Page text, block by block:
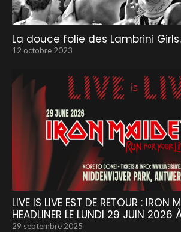
La douce folie des Lambrini Girls.
12 octobre 2023
LIVE IS LIVE EST DE RETOUR : IRON
HEADLINER LE LUNDI 29 JUIN 2026
29 septembre 2025